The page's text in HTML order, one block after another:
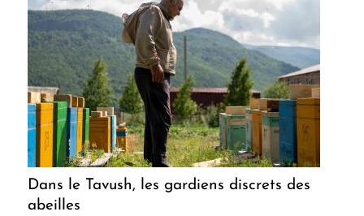
Dans le Tavush, les gardiens discrets des
abeilles